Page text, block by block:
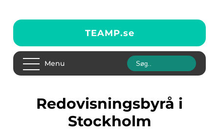
TEAMP.se
Menu
Redovisningsbyrå i
Stockholm